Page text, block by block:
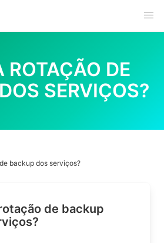
ROTAÇÃO DE
SERVIÇOS?
backup dos serviços?
de backup